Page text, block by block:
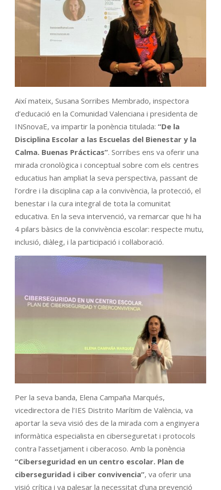
Així mateix, Susana Sorribes Membrado, inspectora
d’educació en la Comunidad Valenciana i presidenta de
INSnovaE, va impartir la ponència titulada: “De la
Disciplina Escolar a las Escuelas del Bienestar y la
Calma. Buenas Prácticas”. Sorribes ens va oferir una
mirada cronològica i conceptual sobre com els centres
educatius han ampliat la seva perspectiva, passant de
l’ordre i la disciplina cap a la convivència, la protecció, el
benestar i la cura integral de tota la comunitat
educativa. En la seva intervenció, va remarcar que hi ha
4 pilars bàsics de la convivència escolar: respecte mutu,
inclusió, diàleg, i la participació i col·laboració.
Per la seva banda, Elena Campaña Marqués,
vicedirectora de l’IES Distrito Marítim de València, va
aportar la seva visió des de la mirada com a enginyera
informàtica especialista en ciberseguretat i protocols
contra l’assetjament i ciberacoso. Amb la ponència
“Ciberseguridad en un centro escolar. Plan de
ciberseguridad i ciber convivencia”, va oferir una
visió crítica i va palesar la necessitat d’una prevenció